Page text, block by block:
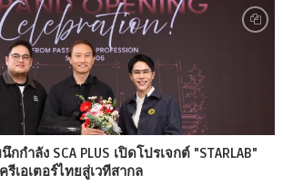
นึกกำลัง SCA PLUS เปิดโปรเจกต์ "STARLAB"
เอเตอร์ไทยสู่เวทีสากล